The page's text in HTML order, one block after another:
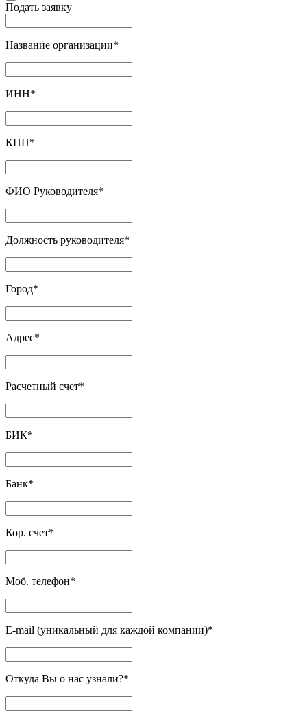
Подать заявку
Название организации*
ИНН*
КПП*
ФИО Руководителя*
Должность руководителя*
Город*
Адрес*
Расчетный счет*
БИК*
Банк*
Кор. счет*
Моб. телефон*
E-mail (уникальный для каждой компании)*
Откуда Вы о нас узнали?*